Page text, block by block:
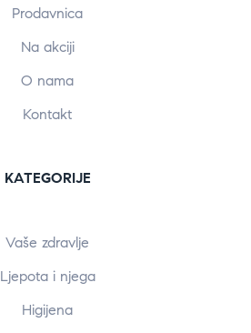
Prodavnica
Na akciji
O nama
Kontakt
KATEGORIJE
Vaše zdravlje
Ljepota i njega
Higijena